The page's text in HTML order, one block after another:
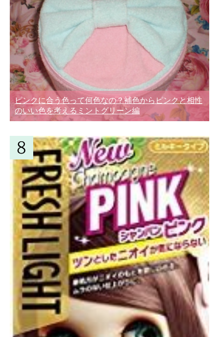
ピンクに合う色って何色なの？補色からピンクと相性
のいい色を考えるミントグリーン編